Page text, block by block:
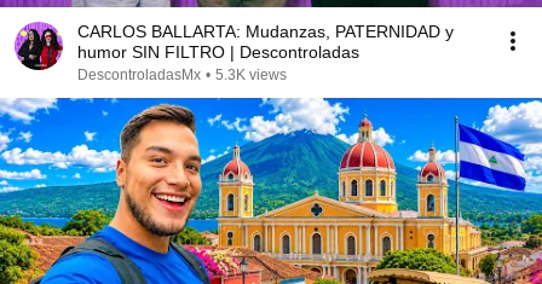
CARLOS BALLARTA: Mudanzas, PATERNIDAD y
humor SIN FILTRO | Descontroladas
DescontroladasMx • 5.3K views